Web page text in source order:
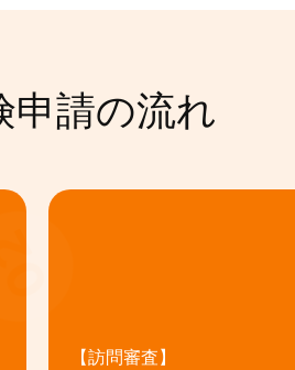
申請の流れ
【訪問審査】